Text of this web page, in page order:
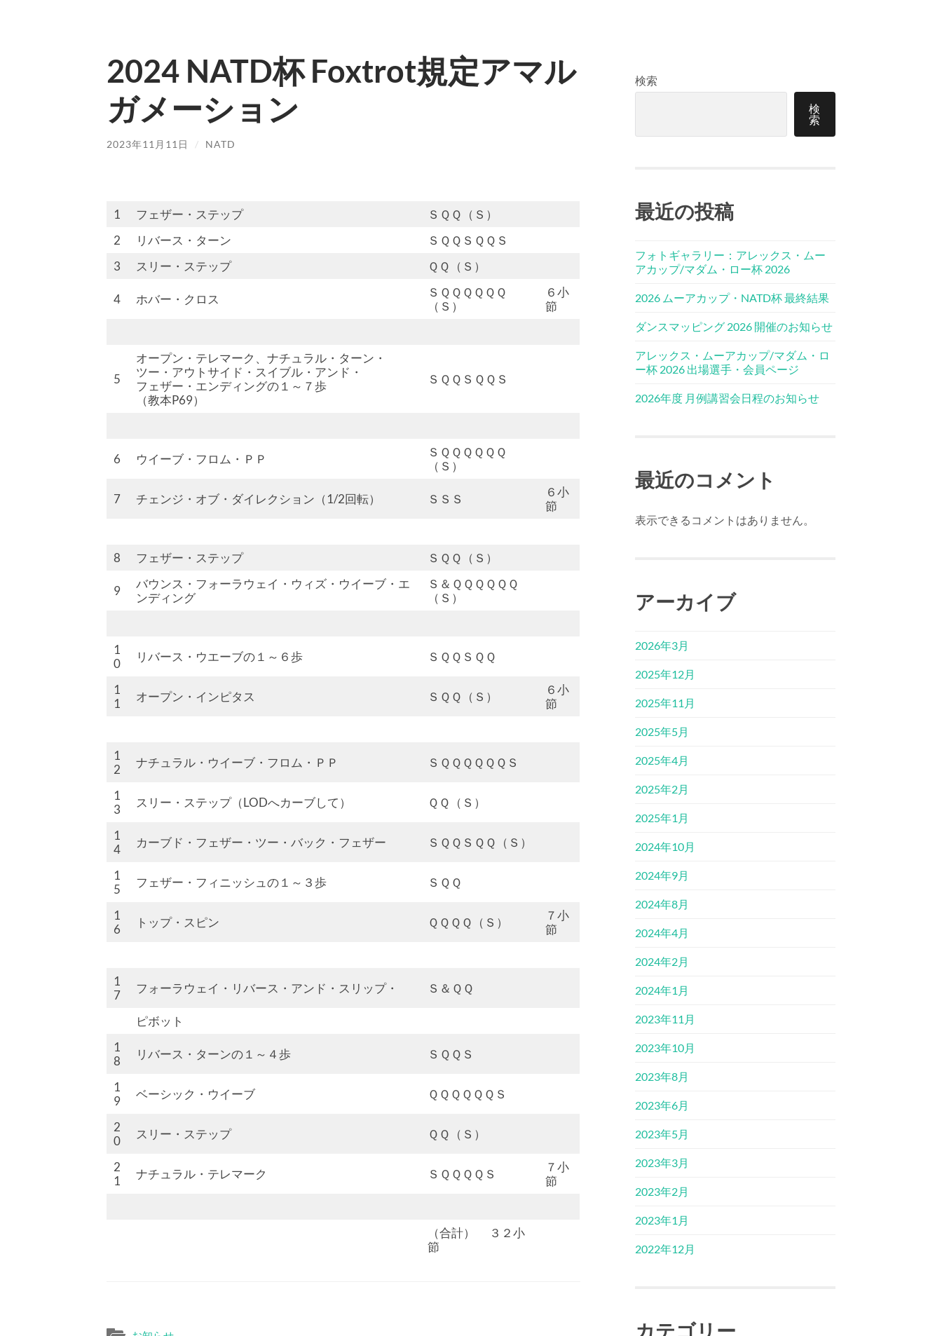
2024 NATD杯 Foxtrot規定アマル
ガメーション
2023年11月11日 / NATD
1 フェザー・ステップ
ＳＱＱ（Ｓ）
2
リバース・ターン
ＳＱＱＳＱＱＳ
3
スリー・ステップ ＱＱ（Ｓ）
4 ホバー・クロス
ＳＱＱＱＱＱＱ
（Ｓ）
６小
節
5
オープン・テレマーク、ナチュラル・ターン・
ツー・アウトサイド・スイブル・アンド・
フェザー・エンディングの１～７歩
（教本P69）
ＳＱＱＳＱＱＳ
6 ウイーブ・フロム・ＰＰ
ＳＱＱＱＱＱＱ
（Ｓ）
7 チェンジ・オブ・ダイレクション（1/2回転） ＳＳＳ
６小
節
8 フェザー・ステップ ＳＱＱ（Ｓ）
9
バウンス・フォーラウェイ・ウィズ・ウイーブ・エ
ンディング
Ｓ＆ＱＱＱＱＱＱ
（Ｓ）
1
0
リバース・ウエーブの１～６歩 ＳＱＱＳＱＱ
1
1
オープン・インピタス ＳＱＱ（Ｓ）
６小
節
1
2
ナチュラル・ウイーブ・フロム・ＰＰ ＳＱＱＱＱＱＱＳ
1
3
スリー・ステップ（LODへカーブして） ＱＱ（Ｓ）
1
4
カーブド・フェザー・ツー・バック・フェザー ＳＱＱＳＱＱ（Ｓ）
1
5
フェザー・フィニッシュの１～３歩 ＳＱＱ
1
6
トップ・スピン ＱＱＱＱ（Ｓ）
７小
節
1
7
フォーラウェイ・リバース・アンド・スリップ・ Ｓ＆ＱＱ
ピボット
1
8
リバース・ターンの１～４歩 ＳＱＱＳ
1
9
ベーシック・ウイーブ ＱＱＱＱＱＱＳ
2
0
スリー・ステップ ＱＱ（Ｓ）
2
1
ナチュラル・テレマーク ＳＱＱＱＱＳ
７小
節
（合計） ３２小
節
検索
検
索
最近の投稿
フォトギャラリー：アレックス・ムー
アカップ/マダム・ロー杯 2026
2026 ムーアカップ・NATD杯 最終結果
ダンスマッピング 2026 開催のお知らせ
アレックス・ムーアカップ/マダム・ロ
ー杯 2026 出場選手・会員ページ
2026年度 月例講習会日程のお知らせ
最近のコメント
表示できるコメントはありません。
アーカイブ
2026年3月
2025年12月
2025年11月
2025年5月
2025年4月
2025年2月
2025年1月
2024年10月
2024年9月
2024年8月
2024年4月
2024年2月
2024年1月
2023年11月
2023年10月
2023年8月
2023年6月
2023年5月
2023年3月
2023年2月
2023年1月
2022年12月
カテゴリー